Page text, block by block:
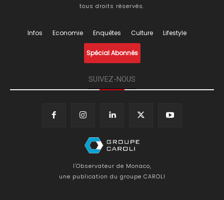
tous droits réservés.
Infos Economie Enquêtes Culture Lifestyle
Spécial Abonnés
SUIVEZ-NOUS
l'Observateur de Monaco,
une publication du groupe CAROLI